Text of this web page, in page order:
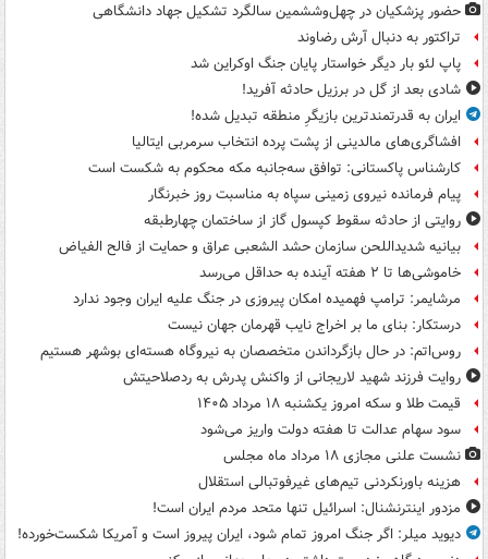
حضور پزشکیان در چهل‌وششمین سالگرد تشکیل جهاد دانشگاهی
تراکتور به دنبال آرش رضاوند
پاپ لئو بار دیگر خواستار پایان جنگ اوکراین شد
شادی بعد از گل در برزیل حادثه آفرید!
ایران به قدرتمندترین بازیگرِ منطقه تبدیل شده!
افشاگری‌های مالدینی از پشت پرده انتخاب سرمربی ایتالیا
کارشناس پاکستانی: توافق سه‌جانبه مکه محکوم به شکست است
پیام فرمانده نیروی زمینی سپاه به مناسبت روز خبرنگار
روایتی از حادثه سقوط کپسول گاز از ساختمان چهارطبقه
بیانیه شدیداللحن سازمان حشد الشعبی عراق و حمایت از فالح الفیاض
خاموشی‌ها تا ۲ هفته آینده به حداقل می‌رسد
مرشایمر: ترامپ فهمیده امکان پیروزی در جنگ علیه ایران وجود ندارد
درستکار: بنای ما بر اخراج نایب قهرمان جهان نیست
روس‌اتم: در حال بازگرداندن متخصصان به نیروگاه هسته‌ای بوشهر هستیم
روایت فرزند شهید لاریجانی از واکنش پدرش به ردصلاحیتش
قیمت طلا و سکه امروز یکشنبه ۱۸ مرداد ۱۴۰۵
سود سهام عدالت تا هفته دولت واریز می‌شود
نشست علنی مجازی ۱۸ مرداد ماه مجلس
هزینه باورنکردنی تیم‌های غیرفوتبالی استقلال
مزدور اینترنشنال: اسرائیل تنها متحد مردم ایران است!
دیوید میلر: اگر جنگ امروز تمام شود، ایران پیروز است و آمریکا شکست‌خورده!